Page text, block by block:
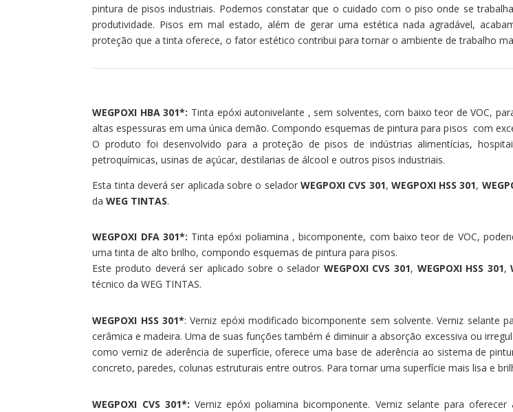
pintura de pisos industriais. Podemos constatar que o cuidado com o piso onde se
produtividade. Pisos em mal estado, além de gerar uma estética nada agradável,
proteção que a tinta oferece, o fator estético contribui para tornar o ambiente de trabalho
WEGPOXI HBA 301*: Tinta epóxi autonivelante , sem solventes, com baixo teor de VOC,
altas espessuras em uma única demão. Compondo esquemas de pintura para pisos com
O produto foi desenvolvido para a proteção de pisos de indústrias alimentícias,
petroquímicas, usinas de açúcar, destilarias de álcool e outros pisos industriais.
Esta tinta deverá ser aplicada sobre o selador WEGPOXICVS 301, WEGPOXIHSS 301,
daWEG TINTAS.
WEGPOXI DFA 301*: Tinta epóxi poliamina , bicomponente, com baixo teor de VOC,
uma tinta de alto brilho, compondo esquemas de pintura para pisos.
Este produto deverá ser aplicado sobre o selador WEGPOXI CVS 301, WEGPOXIHSS 301,
técnico da WEG TINTAS.
WEGPOXI HSS 301*: Verniz epóxi modificado bicomponente sem solvente. Verniz selante
cerâmica e madeira. Uma de suas funções também é diminuir a absorção excessiva ou
como verniz de aderência de superfície, oferece uma base de aderência ao sistema de
concreto, paredes, colunas estruturais entre outros. Para tornar uma superfície mais lisa e
WEGPOXI CVS 301*: Verniz epóxi poliamina bicomponente. Verniz selante para